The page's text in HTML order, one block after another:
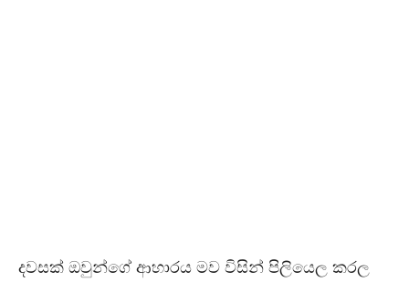
දවසක් ඔවුන්ගේ ආහාරය මව විසින් පිලියෙල කරල